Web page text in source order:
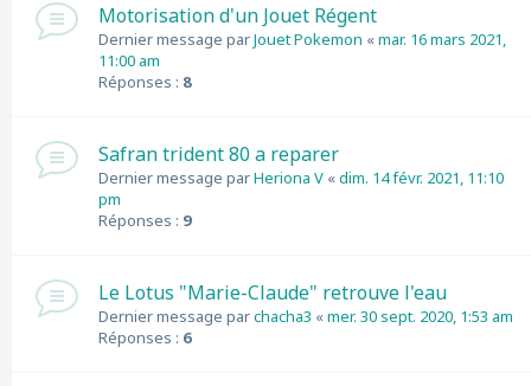
Motorisation d'un Jouet Régent
Dernier message parJouet Pokemon «mar. 16 mars 2021,
11:00 am
Réponses : 8
Safran trident 80 a reparer
Dernier message parHeriona V «dim. 14 févr. 2021, 11:10
pm
Réponses : 9
Le Lotus "Marie-Claude" retrouve l'eau
Dernier message parchacha3 «mer. 30 sept. 2020, 1:53 am
Réponses : 6